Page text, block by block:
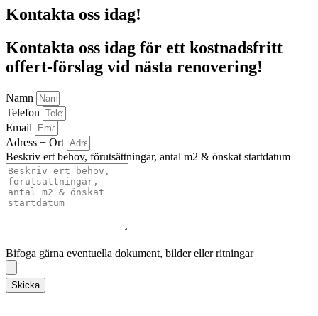
Kontakta oss idag!
Kontakta oss idag för ett kostnadsfritt
offert-förslag vid nästa renovering!
Namn
Telefon
Email
Adress + Ort
Beskriv ert behov, förutsättningar, antal m2 & önskat startdatum
Bifoga gärna eventuella dokument, bilder eller ritningar
Skicka